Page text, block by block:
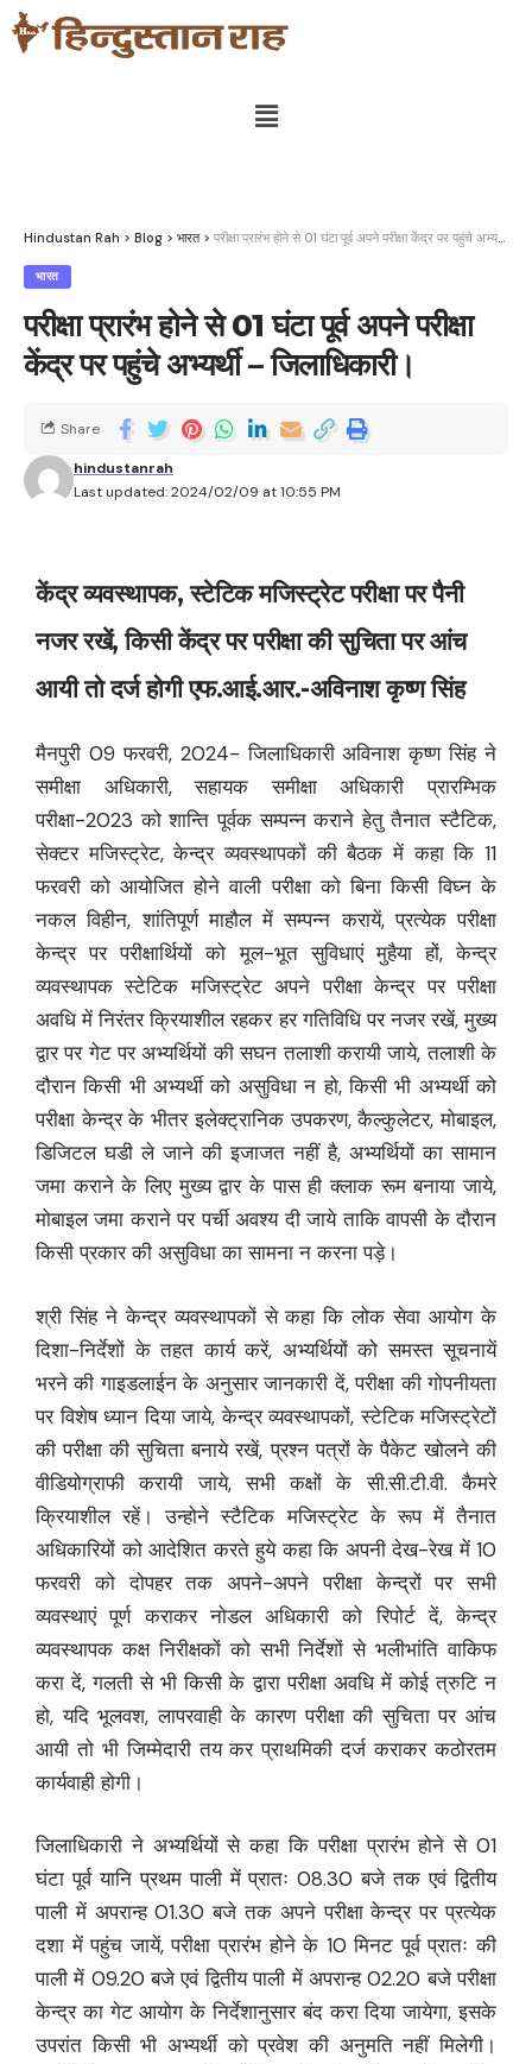
Hindustan Rah > Blog > भारत> परीक्षा प्रारंभ होने से 01 घंटा पूर्व अपने परीक्षा केंद्र पर पहुंचे अभ्यर्थी – जिलाधिकारी।
भारत
परीक्षा प्रारंभ होने से 01 घंटा पूर्व अपने परीक्षा
केंद्र पर पहुंचे अभ्यर्थी – जिलाधिकारी।
Last updated: 2024/02/09 at 10:55 PM
hindustanrah
Share
केंद्र व्यवस्थापक, स्टेटिक मजिस्ट्रेट परीक्षा पर पैनी
नजर रखें, किसी केंद्र पर परीक्षा की सुचिता पर आंच
आयी तो दर्ज होगी एफ.आई.आर.-अविनाश कृष्ण सिंह
मैनपुरी 09 फरवरी, 2024- जिलाधिकारी अविनाश कृष्ण सिंह ने
समीक्षा अधिकारी, सहायक समीक्षा अधिकारी प्रारम्भिक
परीक्षा-2023 को शान्ति पूर्वक सम्पन्न कराने हेतु तैनात स्टैटिक,
सेक्टर मजिस्ट्रेट, केन्द्र व्यवस्थापकों की बैठक में कहा कि 11
फरवरी को आयोजित होने वाली परीक्षा को बिना किसी विघ्न के
नकल विहीन, शांतिपूर्ण माहौल में सम्पन्न करायें, प्रत्येक परीक्षा
केन्द्र पर परीक्षार्थियों को मूल-भूत सुविधाएं मुहैया हों, केन्द्र
व्यवस्थापक स्टेटिक मजिस्ट्रेट अपने परीक्षा केन्द्र पर परीक्षा
अवधि में निरंतर क्रियाशील रहकर हर गतिविधि पर नजर रखें, मुख्य
द्वार पर गेट पर अभ्यर्थियों की सघन तलाशी करायी जाये, तलाशी के
दौरान किसी भी अभ्यर्थी को असुविधा न हो, किसी भी अभ्यर्थी को
परीक्षा केन्द्र के भीतर इलेक्ट्रानिक उपकरण, कैल्कुलेटर, मोबाइल,
डिजिटल घडी ले जाने की इजाजत नहीं है, अभ्यर्थियों का सामान
जमा कराने के लिए मुख्य द्वार के पास ही क्लाक रूम बनाया जाये,
मोबाइल जमा कराने पर पर्ची अवश्य दी जाये ताकि वापसी के दौरान
किसी प्रकार की असुविधा का सामना न करना पड़े।
श्री सिंह ने केन्द्र व्यवस्थापकों से कहा कि लोक सेवा आयोग के
दिशा-निर्देशों के तहत कार्य करें, अभ्यर्थियों को समस्त सूचनायें
भरने की गाइडलाईन के अनुसार जानकारी दें, परीक्षा की गोपनीयता
पर विशेष ध्यान दिया जाये, केन्द्र व्यवस्थापकों, स्टेटिक मजिस्ट्रेटों
की परीक्षा की सुचिता बनाये रखें, प्रश्न पत्रों के पैकेट खोलने की
वीडियोग्राफी करायी जाये, सभी कक्षों के सी.सी.टी.वी. कैमरे
क्रियाशील रहें। उन्होने स्टैटिक मजिस्ट्रेट के रूप में तैनात
अधिकारियों को आदेशित करते हुये कहा कि अपनी देख-रेख में 10
फरवरी को दोपहर तक अपने-अपने परीक्षा केन्द्रों पर सभी
व्यवस्थाएं पूर्ण कराकर नोडल अधिकारी को रिपोर्ट दें, केन्द्र
व्यवस्थापक कक्ष निरीक्षकों को सभी निर्देशों से भलीभांति वाकिफ
करा दें, गलती से भी किसी के द्वारा परीक्षा अवधि में कोई त्रुटि न
हो, यदि भूलवश, लापरवाही के कारण परीक्षा की सुचिता पर आंच
आयी तो भी जिम्मेदारी तय कर प्राथमिकी दर्ज कराकर कठोरतम
कार्यवाही होगी।
जिलाधिकारी ने अभ्यर्थियों से कहा कि परीक्षा प्रारंभ होने से 01
घंटा पूर्व यानि प्रथम पाली में प्रातः 08.30 बजे तक एवं द्वितीय
पाली में अपरान्ह 01.30 बजे तक अपने परीक्षा केन्द्र पर प्रत्येक
दशा में पहुंच जायें, परीक्षा प्रारंभ होने के 10 मिनट पूर्व प्रातः की
पाली में 09.20 बजे एवं द्वितीय पाली में अपरान्ह 02.20 बजे परीक्षा
केन्द्र का गेट आयोग के निर्देशानुसार बंद करा दिया जायेगा, इसके
उपरांत किसी भी अभ्यर्थी को प्रवेश की अनुमति नहीं मिलेगी।